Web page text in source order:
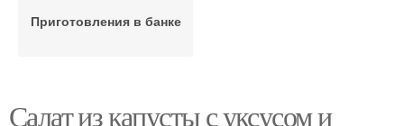
Приготовления в банке
Салат из капусты с уксусом и